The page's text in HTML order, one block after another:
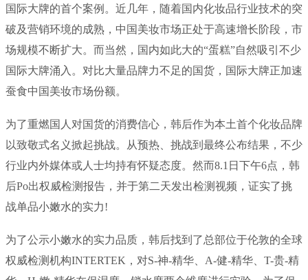
国际大牌的首个案例。近几年，随着国内化妆品行业技术的突
破及营销环境的成熟，中国美妆市场正处于高速增长阶段，市
场规模不断扩大。而当然，国内如此大的“蛋糕”自然吸引不少
国际大牌涌入。对比大量品牌力不足的国货，国际大牌正加速
蚕食中国美妆市场份额。
为了重燃国人对国货的消费信心，韩后作为本土首个化妆品牌
以致敬式名义掀起挑战。从预热、挑战到最终公布结果，不少
行业内外媒体或人士均持有怀疑态度。然而8.1日下午6点，韩
后Po出权威检测报告，并于第二天发出检测视频，证实了挑
战单品小嫩水的实力!
为了公示小嫩水的实力品质，韩后找到了总部位于伦敦的全球
权威检测机构INTERTEK，对S-神-精华、A-健-精华、T-贵-精